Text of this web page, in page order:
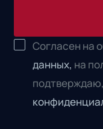
Согласен на
данных, на